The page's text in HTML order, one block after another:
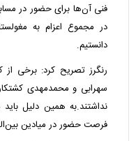
فنی آن‌ها برای حضور در
در مجموع اعزام به
دانستیم.
رنگرز تصریح کرد: برخی از
نداشتند.به همین دلیل
فرصت حضور در میادین